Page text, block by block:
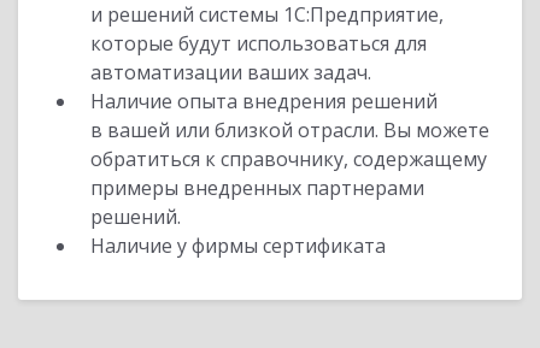
и решений системы 1С:Предприятие,
которые будут использоваться для
автоматизации ваших задач.
Наличие опыта внедрения решений
в вашей или близкой отрасли. Вы можете
обратиться к справочнику, содержащему
примеры внедренных партнерами
решений.
Наличие у фирмы сертификата